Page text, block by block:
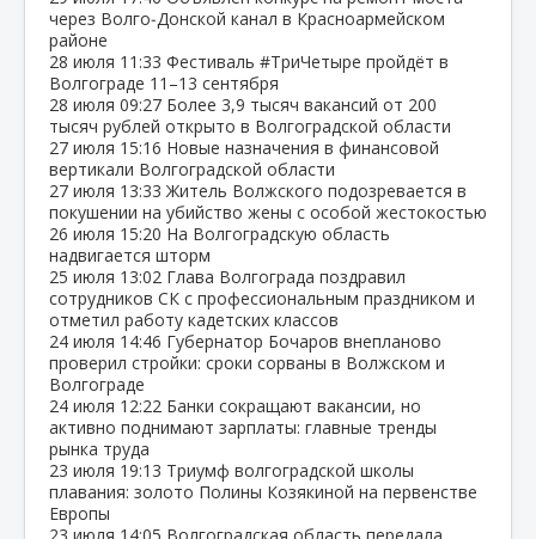
через Волго‑Донской канал в Красноармейском
районе
28 июля 11:33 Фестиваль #ТриЧетыре пройдёт в
Волгограде 11–13 сентября
28 июля 09:27 Более 3,9 тысяч вакансий от 200
тысяч рублей открыто в Волгоградской области
27 июля 15:16 Новые назначения в финансовой
вертикали Волгоградской области
27 июля 13:33 Житель Волжского подозревается в
покушении на убийство жены с особой жестокостью
26 июля 15:20 На Волгоградскую область
надвигается шторм
25 июля 13:02 Глава Волгограда поздравил
сотрудников СК с профессиональным праздником и
отметил работу кадетских классов
24 июля 14:46 Губернатор Бочаров внепланово
проверил стройки: сроки сорваны в Волжском и
Волгограде
24 июля 12:22 Банки сокращают вакансии, но
активно поднимают зарплаты: главные тренды
рынка труда
23 июля 19:13 Триумф волгоградской школы
плавания: золото Полины Козякиной на первенстве
Европы